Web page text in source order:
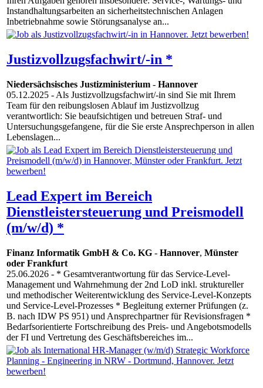
Instandhaltungsarbeiten an sicherheitstechnischen Anlagen
Inbetriebnahme sowie Störungsanalyse an...
Justizvollzugsfachwirt/-in *
Niedersächsisches Justizministerium - Hannover
05.12.2025 - Als Justizvollzugsfachwirt/-in sind Sie mit Ihrem
Team für den reibungslosen Ablauf im Justizvollzug
verantwortlich: Sie beaufsichtigen und betreuen Straf- und
Untersuchungsgefangene, für die Sie erste Ansprechperson in allen
Lebenslagen...
Lead Expert im Bereich
Dienstleistersteuerung und Preismodell
(m/w/d) *
Finanz Informatik GmbH & Co. KG - Hannover, Münster
oder Frankfurt
25.06.2026 - * Gesamtverantwortung für das Service-Level-
Management und Wahrnehmung der 2nd LoD inkl. struktureller
und methodischer Weiterentwicklung des Service-Level-Konzepts
und Service-Level-Prozesses * Begleitung externer Prüfungen (z.
B. nach IDW PS 951) und Ansprechpartner für Revisionsfragen *
Bedarfsorientierte Fortschreibung des Preis- und Angebotsmodells
der FI und Vertretung des Geschäftsbereiches im...